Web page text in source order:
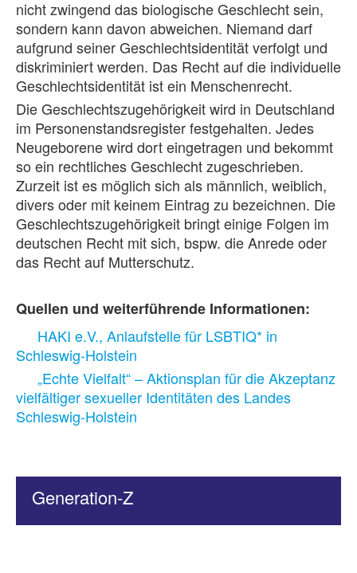
nicht zwingend das biologische Geschlecht sein,
sondern kann davon abweichen. Niemand darf
aufgrund seiner Geschlechtsidentität verfolgt und
diskriminiert werden. Das Recht auf die individuelle
Geschlechtsidentität ist ein Menschenrecht.
Die Geschlechtszugehörigkeit wird in Deutschland
im Personenstandsregister festgehalten. Jedes
Neugeborene wird dort eingetragen und bekommt
so ein rechtliches Geschlecht zugeschrieben.
Zurzeit ist es möglich sich als männlich, weiblich,
divers oder mit keinem Eintrag zu bezeichnen. Die
Geschlechtszugehörigkeit bringt einige Folgen im
deutschen Recht mit sich, bspw. die Anrede oder
das Recht auf Mutterschutz.
Quellen und weiterführende Informationen:
HAKI e.V., Anlaufstelle für LSBTIQ* in
Schleswig-Holstein
„Echte Vielfalt“ – Aktionsplan für die Akzeptanz
vielfältiger sexueller Identitäten des Landes
Schleswig-Holstein
Generation-Z